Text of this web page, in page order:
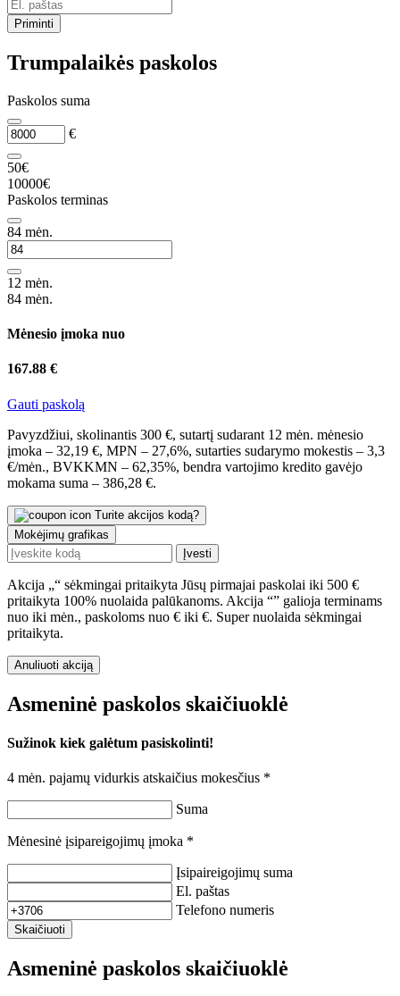
Priminti
Trumpalaikės paskolos
Paskolos suma
€
50€
10000€
Paskolos terminas
84 mėn.
12 mėn.
84 mėn.
Mėnesio įmoka nuo
167.88 €
Gauti paskolą
Pavyzdžiui, skolinantis 300 €, sutartį sudarant 12 mėn. mėnesio
įmoka – 32,19 €, MPN – 27,6%, sutarties sudarymo mokestis – 3,3
€/mėn., BVKKMN – 62,35%, bendra vartojimo kredito gavėjo
mokama suma – 386,28 €.
Turite akcijos kodą?
Mokėjimų grafikas
Įvesti
Akcija „“ sėkmingai pritaikyta Jūsų pirmajai paskolai iki 500 €
pritaikyta 100% nuolaida palūkanoms. Akcija “” galioja terminams
nuo iki mėn., paskoloms nuo € iki €. Super nuolaida sėkmingai
pritaikyta.
Anuliuoti akciją
Asmeninė paskolos skaičiuoklė
Sužinok kiek galėtum pasiskolinti!
4 mėn. pajamų vidurkis atskaičius mokesčius *
Suma
Mėnesinė įsipareigojimų įmoka *
Įsipaireigojimų suma
El. paštas
Telefono numeris
Skaičiuoti
Asmeninė paskolos skaičiuoklė